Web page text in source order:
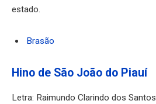
estado.
Brasão
Hino de São João do Piauí
Letra: Raimundo Clarindo dos Santos